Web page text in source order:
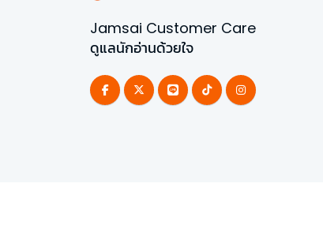
Jamsai Customer Care
ดูแลนักอ่านด้วยใจ